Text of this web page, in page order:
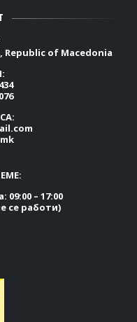
Republic of Macedonia
– 17:00
се работи)